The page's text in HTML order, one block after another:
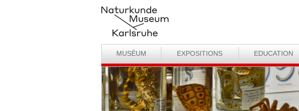
MUSÉUM EXPOSITIONS EDUCATION